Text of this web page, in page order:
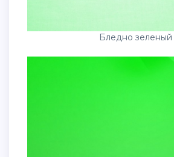
Бледно зеленый